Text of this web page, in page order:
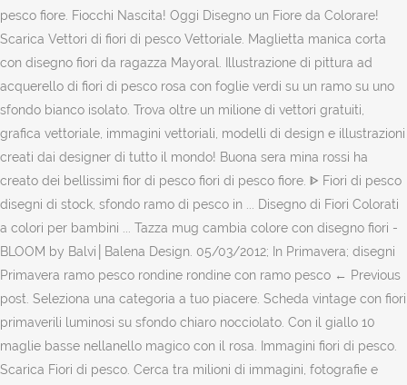
pesco fiore. Fiocchi Nascita! Oggi Disegno un Fiore da Colorare!
Scarica Vettori di fiori di pesco Vettoriale. Maglietta manica corta
con disegno fiori da ragazza Mayoral. Illustrazione di pittura ad
acquerello di fiori di pesco rosa con foglie verdi su un ramo su uno
sfondo bianco isolato. Trova oltre un milione di vettori gratuiti,
grafica vettoriale, immagini vettoriali, modelli di design e illustrazioni
creati dai designer di tutto il mondo! Buona sera mina rossi ha
creato dei bellissimi fior di pesco fiori di pesco fiore. ᐈ Fiori di pesco
disegni di stock, sfondo ramo di pesco in ... Disegno di Fiori Colorati
a colori per bambini ... Tazza mug cambia colore con disegno fiori -
BLOOM by Balvi│Balena Design. 05/03/2012; In Primavera; disegni
Primavera ramo pesco rondine rondine con ramo pesco ← Previous
post. Seleziona una categoria a tuo piacere. Scheda vintage con fiori
primaverili luminosi su sfondo chiaro nocciolato. Con il giallo 10
maglie basse nellanello magico con il rosa. Immagini fiori di pesco.
Scarica Fiori di pesco. Cerca tra milioni di immagini, fotografie e